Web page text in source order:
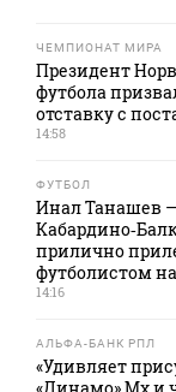
ЧЕМПИОНАТ МИРА
Президент
футбола
отставку с
14:58
ФУТБОЛ
Инал Танашев
прилично
футболистом
14:16
АЛЬФА-БАНК РПЛ
«Удивляет